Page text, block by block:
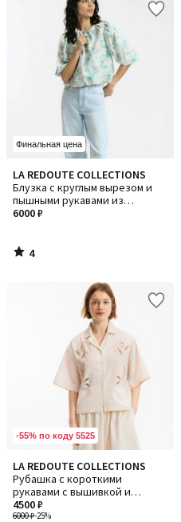
Финальная цена
LA REDOUTE COLLECTIONS
Блузка с круглым вырезом и
пышными рукавами из
набивной ткани с цветочным
6000 ₽
4
/
5
4
/
-55% по коду 5525
LA REDOUTE COLLECTIONS
Рубашка с короткими
рукавами с вышивкой и
мережками
6000 ₽-25%
4500 ₽
5
/
5